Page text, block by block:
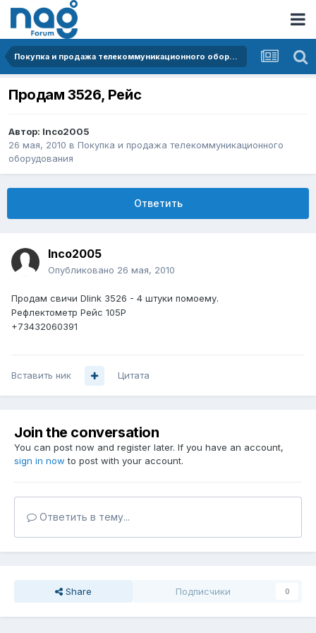
Покупка и продажа телекоммуникационного оборудования
Продам 3526, Рейс
Автор: Inco2005
26 мая, 2010 в Покупка и продажа телекоммуникационного
оборудования
Ответить
Inco2005
Опубликовано 26 мая, 2010
Продам свичи Dlink 3526 - 4 штуки помоему.
Рефлектометр Рейс 105Р
+73432060391
Вставить ник Цитата
Join the conversation
You can post now and register later. If you have an account,
sign in now to post with your account.
Ответить в тему...
Share Подписчики 0